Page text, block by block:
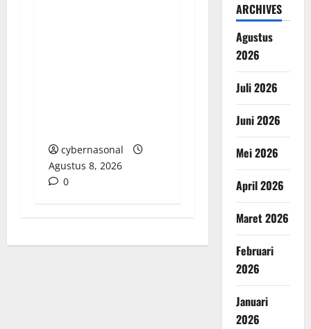
cybernasonal
Agustus 8, 2026
0
ARCHIVES
Agustus
2026
Juli 2026
Juni 2026
Mei 2026
April 2026
Maret 2026
Februari
2026
Januari
2026